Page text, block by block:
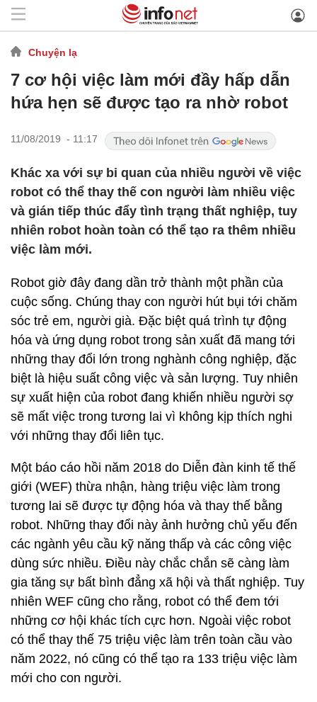
Chuyện lạ
7 cơ hội việc làm mới đầy hấp dẫn
hứa hẹn sẽ được tạo ra nhờ robot
11/08/2019 - 11:17
Khác xa với sự bi quan của nhiều người về việc
robot có thể thay thế con người làm nhiều việc
và gián tiếp thúc đẩy tình trạng thất nghiệp, tuy
nhiên robot hoàn toàn có thể tạo ra thêm nhiều
việc làm mới.
Robot giờ đây đang dần trở thành một phần của
cuộc sống. Chúng thay con người hút bụi tới chăm
sóc trẻ em, người già. Đặc biệt quá trình tự động
hóa và ứng dụng robot trong sản xuất đã mang tới
những thay đổi lớn trong nghành công nghiệp, đặc
biệt là hiệu suất công việc và sản lượng. Tuy nhiên
sự xuất hiện của robot đang khiến nhiều người sợ
sẽ mất việc trong tương lai vì không kịp thích nghi
với những thay đổi liên tục.
Một báo cáo hồi năm 2018 do Diễn đàn kinh tế thế
giới (WEF) thừa nhận, hàng triệu việc làm trong
tương lai sẽ được tự động hóa và thay thế bằng
robot. Những thay đổi này ảnh hưởng chủ yếu đến
các ngành yêu cầu kỹ năng thấp và các công việc
dùng sức nhiều. Điều này chắc chắn sẽ càng làm
gia tăng sự bất bình đẳng xã hội và thất nghiệp. Tuy
nhiên WEF cũng cho rằng, robot có thể đem tới
những cơ hội khác tích cực hơn. Ngoài việc robot
có thể thay thế 75 triệu việc làm trên toàn cầu vào
năm 2022, nó cũng có thể tạo ra 133 triệu việc làm
mới cho con người.